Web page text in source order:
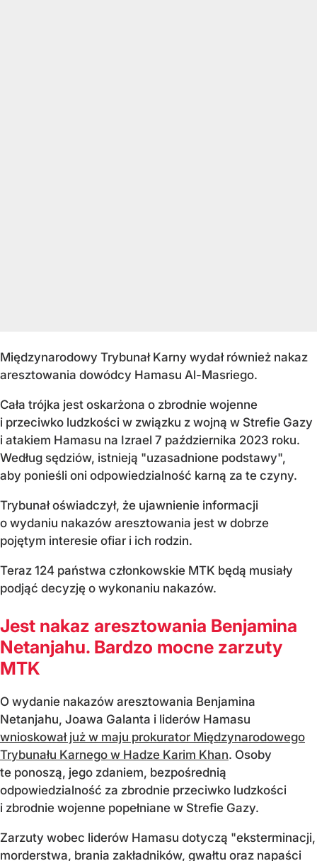
Międzynarodowy Trybunał Karny wydał również nakaz
aresztowania dowódcy Hamasu Al-Masriego.
Cała trójka jest oskarżona o zbrodnie wojenne
i przeciwko ludzkości w związku z wojną w Strefie Gazy
i atakiem Hamasu na Izrael 7 października 2023 roku.
Według sędziów, istnieją "uzasadnione podstawy",
aby ponieśli oni odpowiedzialność karną za te czyny.
Trybunał oświadczył, że ujawnienie informacji
o wydaniu nakazów aresztowania jest w dobrze
pojętym interesie ofiar i ich rodzin.
Teraz 124 państwa członkowskie MTK będą musiały
podjąć decyzję o wykonaniu nakazów.
Jest nakaz aresztowania Benjamina
Netanjahu. Bardzo mocne zarzuty
MTK
O wydanie nakazów aresztowania Benjamina
Netanjahu, Joawa Galanta i liderów Hamasu
wnioskował już w maju prokurator Międzynarodowego
Trybunału Karnego w Hadze Karim Khan. Osoby
te ponoszą, jego zdaniem, bezpośrednią
odpowiedzialność za zbrodnie przeciwko ludzkości
i zbrodnie wojenne popełniane w Strefie Gazy.
Zarzuty wobec liderów Hamasu dotyczą "eksterminacji,
morderstwa, brania zakładników, gwałtu oraz napaści